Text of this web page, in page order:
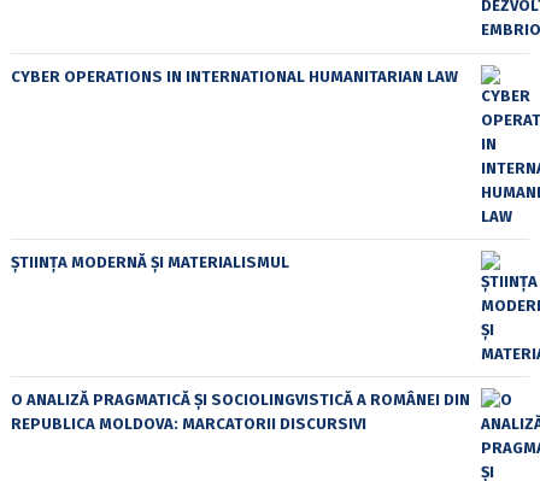
CYBER OPERATIONS IN INTERNATIONAL HUMANITARIAN LAW
ȘTIINȚA MODERNĂ ȘI MATERIALISMUL
O ANALIZĂ PRAGMATICĂ ȘI SOCIOLINGVISTICĂ A ROMÂNEI DIN
REPUBLICA MOLDOVA: MARCATORII DISCURSIVI